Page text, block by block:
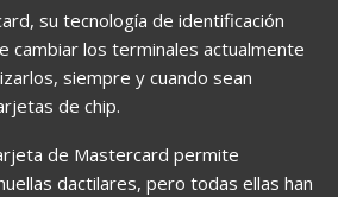
su tecnología de identificación
cambiar los terminales actualmente
siempre y cuando sean
de chip.
de Mastercard permite
dactilares, pero todas ellas han